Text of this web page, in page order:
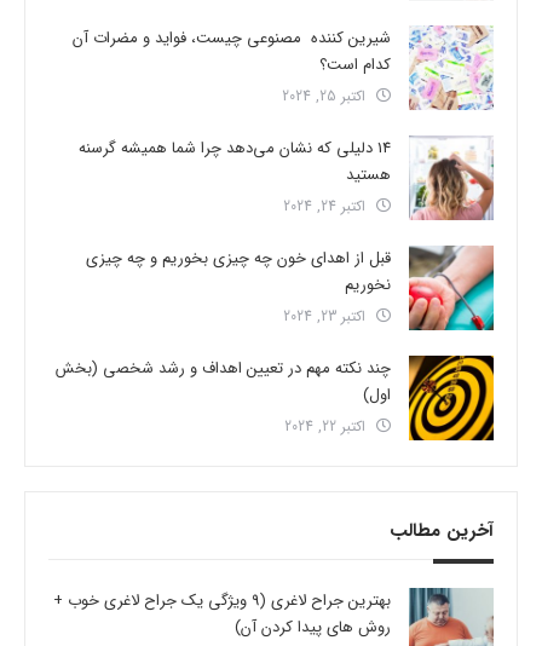
شیرین کننده مصنوعی چیست، فواید و مضرات آن
کدام است؟
اکتبر 25, 2024
14 دلیلی که نشان می‌دهد چرا شما همیشه گرسنه
هستید
اکتبر 24, 2024
قبل از اهدای خون چه چیزی بخوریم و چه چیزی
نخوریم
اکتبر 23, 2024
چند نکته مهم در تعیین اهداف و رشد شخصی (بخش
اول)
اکتبر 22, 2024
آخرین مطالب
بهترین جراح لاغری (9 ویژگی یک جراح لاغری خوب +
روش های پیدا کردن آن)